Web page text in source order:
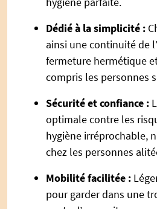
Dédié à la simplicité :
ainsi une continuité de
fermeture hermétique
compris les personnes
Sécurité et confiance :
optimale contre les
hygiène irréprochable,
chez les personnes
Mobilité facilitée :
pour garder dans une